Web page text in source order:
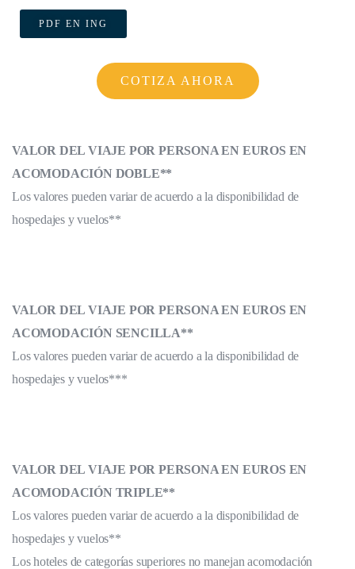
PDF EN ING
COTIZA AHORA
VALOR DEL VIAJE POR PERSONA EN EUROS EN
ACOMODACIÓN DOBLE**
Los valores pueden variar de acuerdo a la disponibilidad de
hospedajes y vuelos**
VALOR DEL VIAJE POR PERSONA EN EUROS EN
ACOMODACIÓN SENCILLA**
Los valores pueden variar de acuerdo a la disponibilidad de
hospedajes y vuelos***
VALOR DEL VIAJE POR PERSONA EN EUROS EN
ACOMODACIÓN TRIPLE**
Los valores pueden variar de acuerdo a la disponibilidad de
hospedajes y vuelos**
Los hoteles de categorías superiores no manejan acomodación